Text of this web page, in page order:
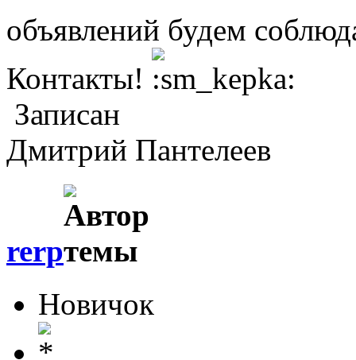
объявлений будем
Контакты!
Записан
Дмитрий Пантелеев
rerp
Новичок